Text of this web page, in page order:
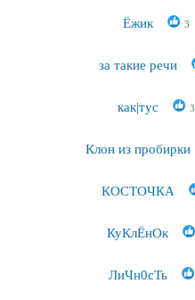
Ёжик 3
за такие речи
как|тус 3
Клон из пробирки
КОСТОЧКА
КуКлЁнОк
ЛиЧн0сТь